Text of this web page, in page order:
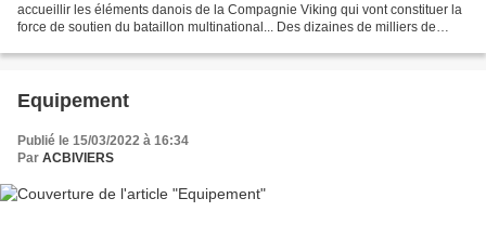
accueillir les éléments danois de la Compagnie Viking qui vont constituer la
force de soutien du bataillon multinational... Des dizaines de milliers de
Equipement
Publié le 15/03/2022 à 16:34
Par ACBIVIERS